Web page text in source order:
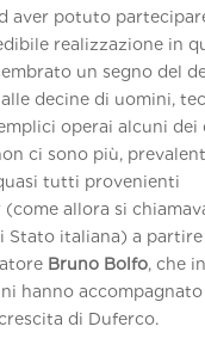
aver potuto
realizzazione in
un segno del
decine di uomini,
operai alcuni dei
ci sono più,
tutti provenienti
(come allora si
Stato italiana) a partire
Bruno Bolfo, che
hanno accompagnato
di Duferco.